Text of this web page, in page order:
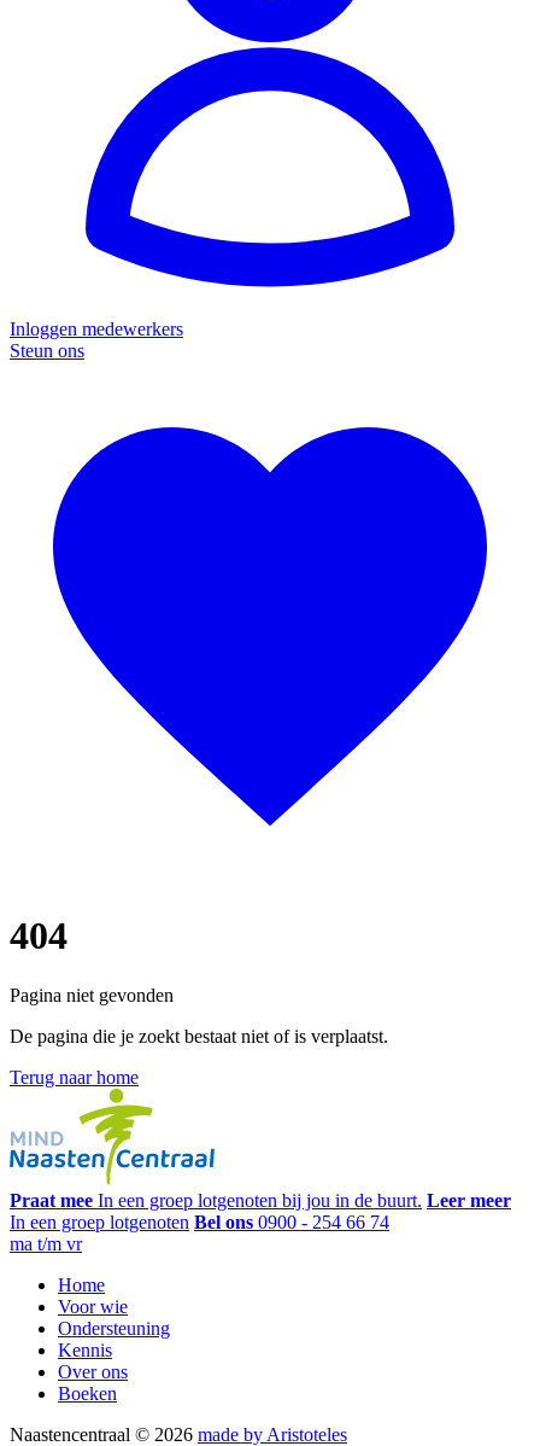
Inloggen medewerkers
Steun ons
404
Pagina niet gevonden
De pagina die je zoekt bestaat niet of is verplaatst.
Terug naar home
Praat mee In een groep lotgenoten bij jou in de buurt. Leer meer
In een groep lotgenoten Bel ons 0900 - 254 66 74
ma t/m vr
Home
Voor wie
Ondersteuning
Kennis
Over ons
Boeken
Naastencentraal © 2026 made by Aristoteles